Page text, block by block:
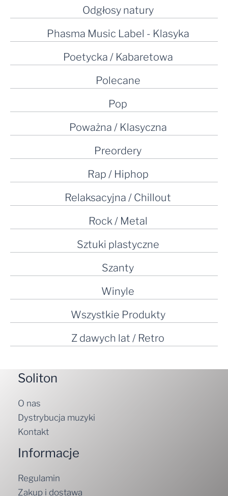
Odgłosy natury
Phasma Music Label - Klasyka
Poetycka / Kabaretowa
Polecane
Pop
Poważna / Klasyczna
Preordery
Rap / Hiphop
Relaksacyjna / Chillout
Rock / Metal
Sztuki plastyczne
Szanty
Winyle
Wszystkie Produkty
Z dawych lat / Retro
Soliton
O nas
Dystrybucja muzyki
Kontakt
Informacje
Regulamin
Zakup i dostawa